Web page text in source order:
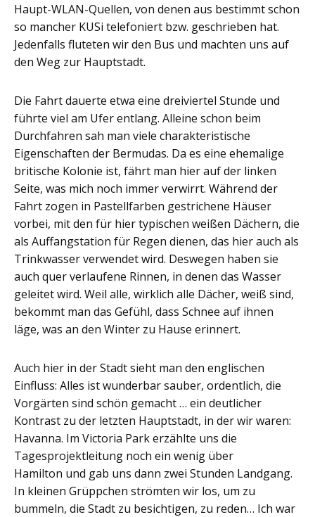
Haupt-WLAN-Quellen, von denen aus bestimmt schon
so mancher KUSi telefoniert bzw. geschrieben hat.
Jedenfalls fluteten wir den Bus und machten uns auf
den Weg zur Hauptstadt.
Die Fahrt dauerte etwa eine dreiviertel Stunde und
führte viel am Ufer entlang. Alleine schon beim
Durchfahren sah man viele charakteristische
Eigenschaften der Bermudas. Da es eine ehemalige
britische Kolonie ist, fährt man hier auf der linken
Seite, was mich noch immer verwirrt. Während der
Fahrt zogen in Pastellfarben gestrichene Häuser
vorbei, mit den für hier typischen weißen Dächern, die
als Auffangstation für Regen dienen, das hier auch als
Trinkwasser verwendet wird. Deswegen haben sie
auch quer verlaufene Rinnen, in denen das Wasser
geleitet wird. Weil alle, wirklich alle Dächer, weiß sind,
bekommt man das Gefühl, dass Schnee auf ihnen
läge, was an den Winter zu Hause erinnert.
Auch hier in der Stadt sieht man den englischen
Einfluss: Alles ist wunderbar sauber, ordentlich, die
Vorgärten sind schön gemacht … ein deutlicher
Kontrast zu der letzten Hauptstadt, in der wir waren:
Havanna. Im Victoria Park erzählte uns die
Tagesprojektleitung noch ein wenig über
Hamilton und gab uns dann zwei Stunden Landgang.
In kleinen Grüppchen strömten wir los, um zu
bummeln, die Stadt zu besichtigen, zu reden… Ich war